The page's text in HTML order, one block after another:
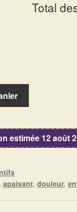
pratiques
: Percez les
des Sorcières
: Trouvez
?
Total
estimée 12 août
, apaisant, douleur,